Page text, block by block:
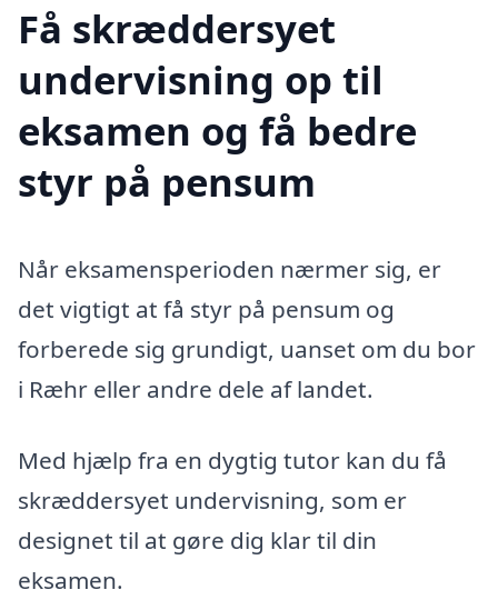
Få skræddersyet
undervisning op til
eksamen og få bedre
styr på pensum
Når eksamensperioden nærmer sig, er
det vigtigt at få styr på pensum og
forberede sig grundigt, uanset om du bor
i Ræhr eller andre dele af landet.
Med hjælp fra en dygtig tutor kan du få
skræddersyet undervisning, som er
designet til at gøre dig klar til din
eksamen.